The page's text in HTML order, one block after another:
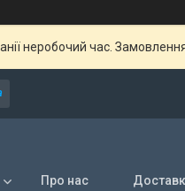
неробочий час.
Про нас